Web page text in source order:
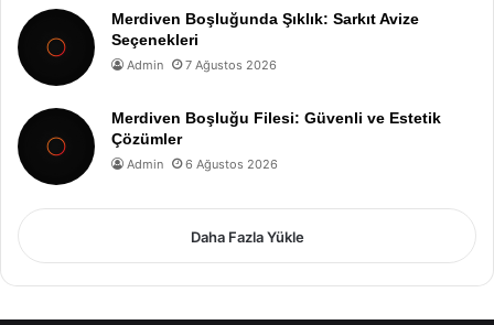
Merdiven Boşluğunda Şıklık: Sarkıt Avize
Seçenekleri
Admin 7 Ağustos 2026
Merdiven Boşluğu Filesi: Güvenli ve Estetik
Çözümler
Admin 6 Ağustos 2026
Daha Fazla Yükle